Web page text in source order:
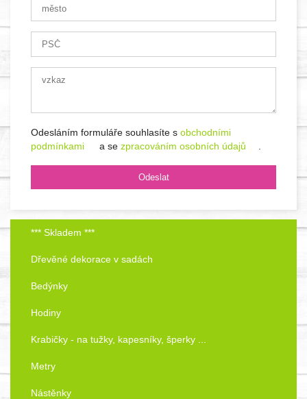
Odesláním formuláře souhlasíte s obchodními
podmínkami
a se zpracováním osobních údajů
*** Skladem ***
Dřevěné dekorace v sadách
Bedýnky
Hodiny
Krabičky - na tužky, kapesníky, šperky ...
Metry
Nástěnky